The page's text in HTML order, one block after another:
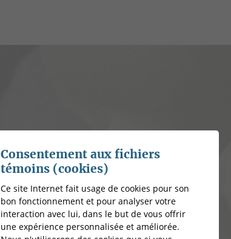
Consentement aux fichiers
témoins (cookies)
Ce site Internet fait usage de cookies pour son
bon fonctionnement et pour analyser votre
interaction avec lui, dans le but de vous offrir
une expérience personnalisée et améliorée.